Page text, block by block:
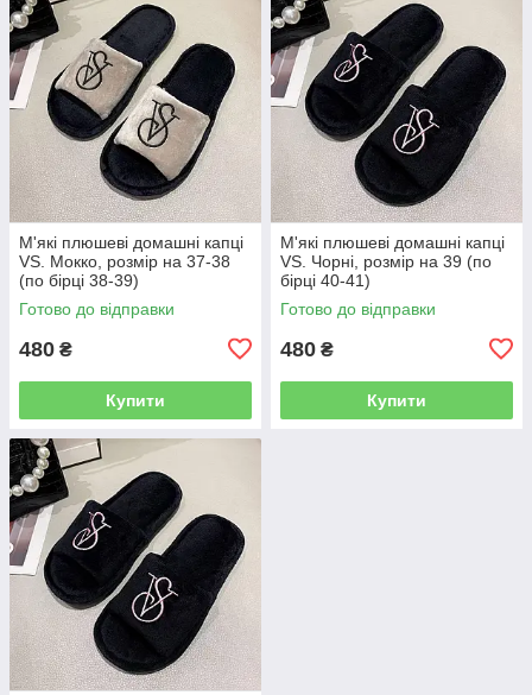
М'які плюшеві домашні капці
VS. Мокко, розмір на 37-38
(по бірці 38-39)
Готово до відправки
480 ₴
Купити
М'які плюшеві домашні капці
VS. Чорні, розмір на 39 (по
бірці 40-41)
Готово до відправки
480 ₴
Купити